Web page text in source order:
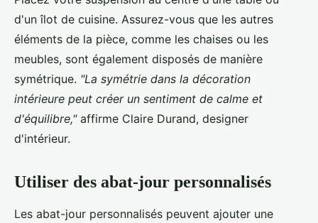
d'un îlot de cuisine. Assurez-vous que les autres
éléments de la pièce, comme les chaises ou les
meubles, sont également disposés de manière
symétrique. "La symétrie dans la décoration
intérieure peut créer un sentiment de calme et
d'équilibre,"affirme Claire Durand, designer
d'intérieur.
Utiliser des abat-jour personnalisés
Les abat-jour personnalisés peuvent ajouter une